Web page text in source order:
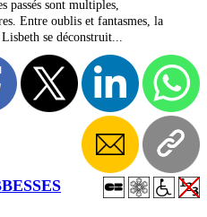
passés sont multiples,
Entre oublis et fantasmes, la
se déconstruit...